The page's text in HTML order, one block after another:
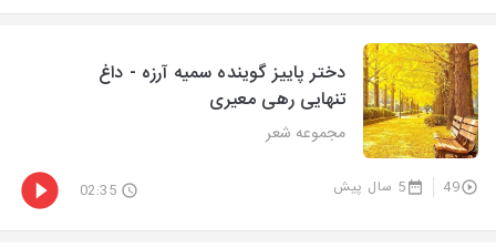
دختر پاییز گوینده سمیه آرزه - داغ
تنهایی رهی معیری
مجموعه شعر
49 5 سال پیش 02:35